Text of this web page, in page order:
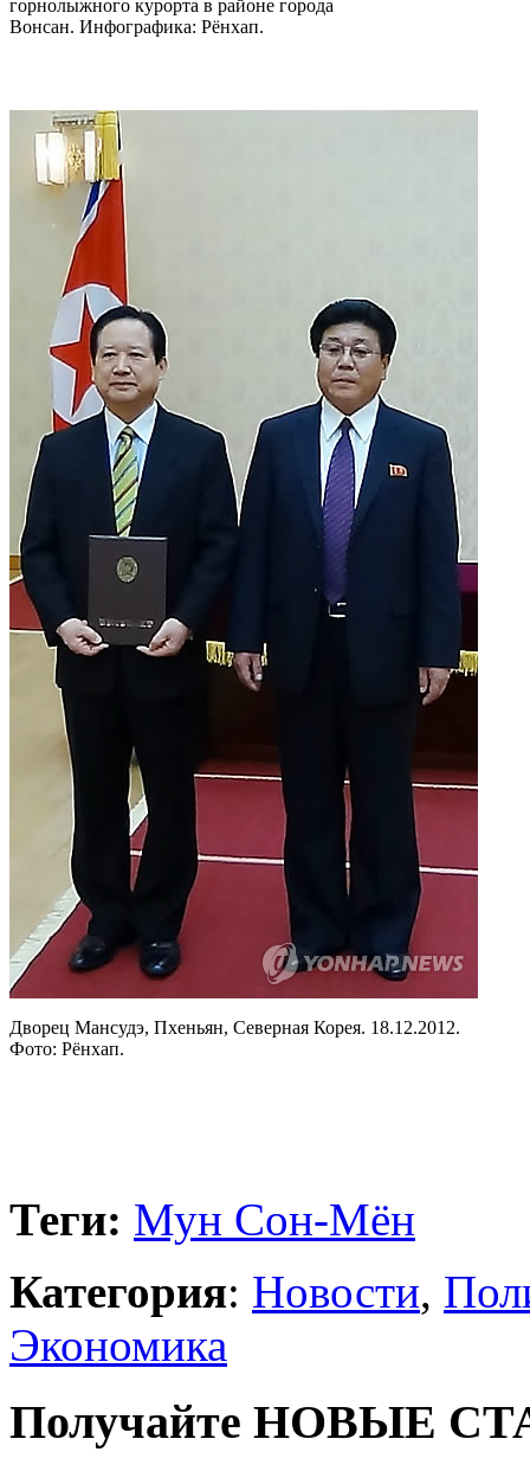
горнолыжного курорта в районе города
Вонсан. Инфографика: Рёнхап.
Дворец Мансудэ, Пхеньян, Северная Корея. 18.12.2012.
Фото: Рёнхап.
Теги: Мун Сон-Мён
Категория: Новости,
Экономика
Получайте НОВЫЕ